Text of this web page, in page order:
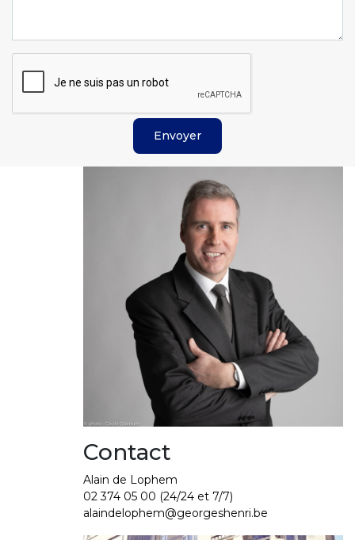
Contact
Alain de Lophem
02 374 05 00 (24/24 et 7/7)
alaindelophem@georgeshenri.be